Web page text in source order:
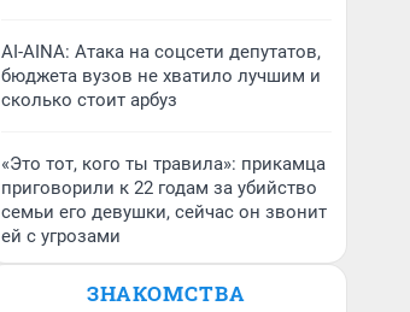
AI-AINA: Атака на соцсети депутатов,
бюджета вузов не хватило лучшим и
сколько стоит арбуз
«Это тот, кого ты травила»: прикамца
приговорили к 22 годам за убийство
семьи его девушки, сейчас он звонит
ей с угрозами
ЗНАКОМСТВА